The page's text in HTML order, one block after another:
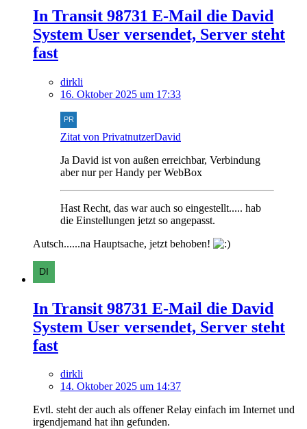
In Transit 98731 E-Mail die David
System User versendet, Server steht
fast
dirkli
16. Oktober 2025 um 17:33
Zitat von PrivatnutzerDavid
Ja David ist von außen erreichbar, Verbindung
aber nur per Handy per WebBox
Hast Recht, das war auch so eingestellt..... hab
die Einstellungen jetzt so angepasst.
Autsch......na Hauptsache, jetzt behoben!
In Transit 98731 E-Mail die David
System User versendet, Server steht
fast
dirkli
14. Oktober 2025 um 14:37
Evtl. steht der auch als offener Relay einfach im Internet und
irgendjemand hat ihn gefunden.